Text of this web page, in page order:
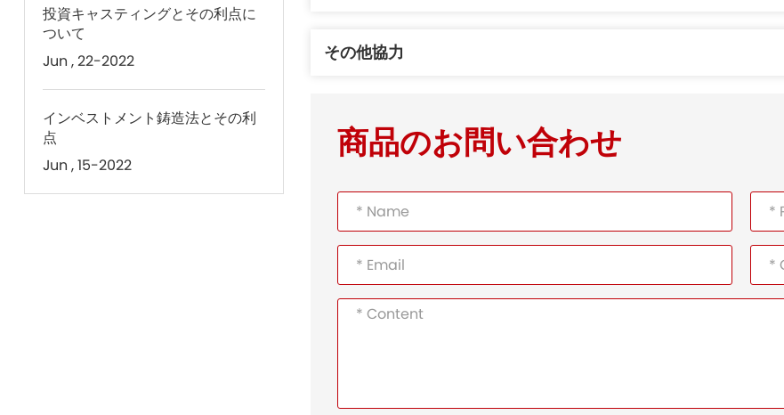
投資キャスティングとその利点に
ついて
Jun , 22-2022
インベストメント鋳造法とその利
点
Jun , 15-2022
その他協力
商品のお問い合わせ